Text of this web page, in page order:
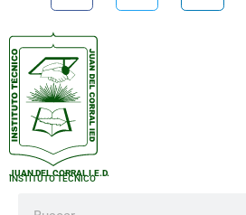
INSTITUTO TÉCNICO
JUAN DEL CORRAL I.E.D.